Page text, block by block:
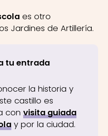
es otro
Jardines de Artillería.
tu entrada
la historia y
castillo es
con visita guiada
y por la ciudad.